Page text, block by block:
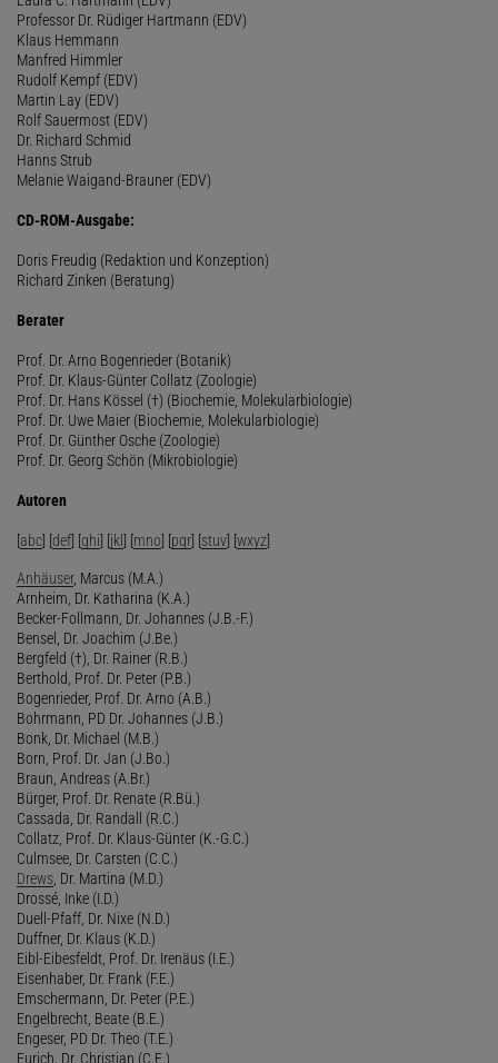
Professor Dr. Rüdiger Hartmann (EDV)
Klaus Hemmann
Manfred Himmler
Rudolf Kempf (EDV)
Martin Lay (EDV)
Rolf Sauermost (EDV)
Dr. Richard Schmid
Hanns Strub
Melanie Waigand-Brauner (EDV)
CD-ROM-Ausgabe:
Doris Freudig (Redaktion und Konzeption)
Richard Zinken (Beratung)
Berater
Prof. Dr. Arno Bogenrieder (Botanik)
Prof. Dr. Klaus-Günter Collatz (Zoologie)
Prof. Dr. Hans Kössel (†) (Biochemie, Molekularbiologie)
Prof. Dr. Uwe Maier (Biochemie, Molekularbiologie)
Prof. Dr. Günther Osche (Zoologie)
Prof. Dr. Georg Schön (Mikrobiologie)
Autoren
[abc] [def] [ghi] [jkl] [mno] [pqr] [stuv] [wxyz]
Anhäuser, Marcus (M.A.)
Arnheim, Dr. Katharina (K.A.)
Becker-Follmann, Dr. Johannes (J.B.-F.)
Bensel, Dr. Joachim (J.Be.)
Bergfeld (†), Dr. Rainer (R.B.)
Berthold, Prof. Dr. Peter (P.B.)
Bogenrieder, Prof. Dr. Arno (A.B.)
Bohrmann, PD Dr. Johannes (J.B.)
Bonk, Dr. Michael (M.B.)
Born, Prof. Dr. Jan (J.Bo.)
Braun, Andreas (A.Br.)
Bürger, Prof. Dr. Renate (R.Bü.)
Cassada, Dr. Randall (R.C.)
Collatz, Prof. Dr. Klaus-Günter (K.-G.C.)
Culmsee, Dr. Carsten (C.C.)
Drews , Dr. Martina (M.D.)
Drossé, Inke (I.D.)
Duell-Pfaff, Dr. Nixe (N.D.)
Duffner, Dr. Klaus (K.D.)
Eibl-Eibesfeldt, Prof. Dr. Irenäus (I.E.)
Eisenhaber, Dr. Frank (F.E.)
Emschermann, Dr. Peter (P.E.)
Engelbrecht, Beate (B.E.)
Engeser, PD Dr. Theo (T.E.)
Eurich, Dr. Christian (C.E.)